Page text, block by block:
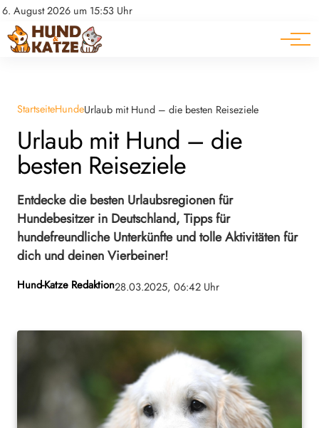
6. August 2026 um 15:53 Uhr
Datenschutz
Impressum
Pferde
Ratgeber
StartseiteHundeUrlaub mit Hund – die besten Reiseziele
Urlaub mit Hund – die
besten Reiseziele
Entdecke die besten Urlaubsregionen für
Hundebesitzer in Deutschland, Tipps für
hundefreundliche Unterkünfte und tolle Aktivitäten für
dich und deinen Vierbeiner!
Hund-Katze Redaktion28.03.2025, 06:42 Uhr